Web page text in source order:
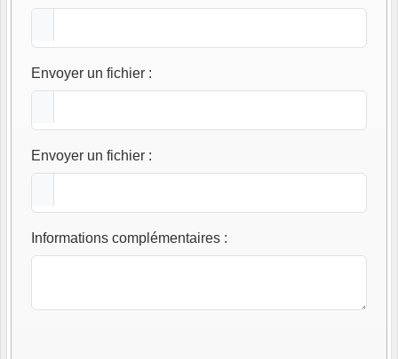
Envoyer un fichier :
Envoyer un fichier :
Informations complémentaires :